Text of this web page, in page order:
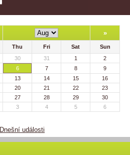
»
Thu Fri Sat
Sun
30 31 1
2
6 7 8
9
13 14 15
16
20 21 22
23
27 28 29
30
3 4 5 6
Dnešní události